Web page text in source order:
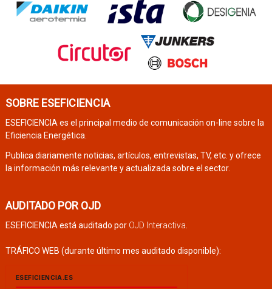
SOBRE ESEFICIENCIA
ESEFICIENCIA es el principal medio de comunicación on-line sobre la
Eficiencia Energética.
Publica diariamente noticias, artículos, entrevistas, TV, etc. y ofrece
la información más relevante y actualizada sobre el sector.
AUDITADO POR OJD
ESEFICIENCIA está auditado por OJD Interactiva
TRÁFICO WEB (durante último mes auditado disponible):